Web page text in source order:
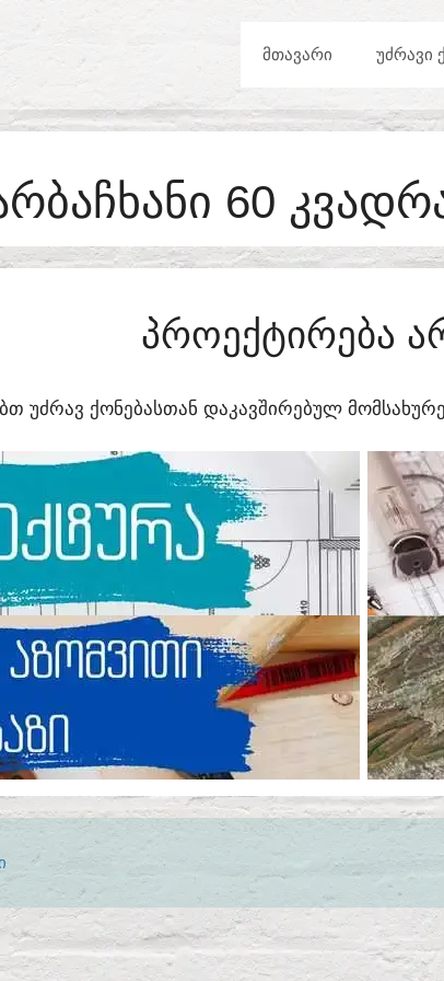
ᲛᲗᲐᲕᲐᲠᲘ ᲣᲫᲠᲐᲕᲘ
60
ᲞᲠᲝᲔᲥᲢᲘᲠᲔᲑᲐ
ᲣᲫᲠᲐᲕ ᲥᲝᲜᲔᲑᲐᲡᲗᲐᲜ ᲓᲐᲙᲐᲕᲨᲘᲠᲔᲑᲣᲚ